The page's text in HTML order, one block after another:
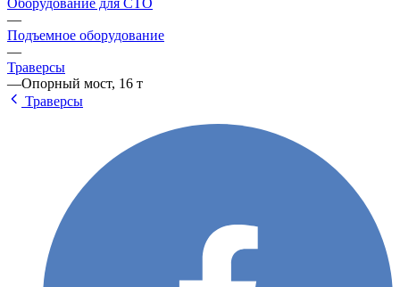
—
Подъемное оборудование
—
Траверсы
—Опорный мост, 16 т
Траверсы